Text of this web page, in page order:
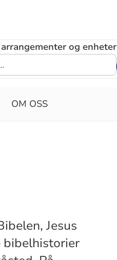
og enheter
OM OSS
Jesus
bibelhistorier